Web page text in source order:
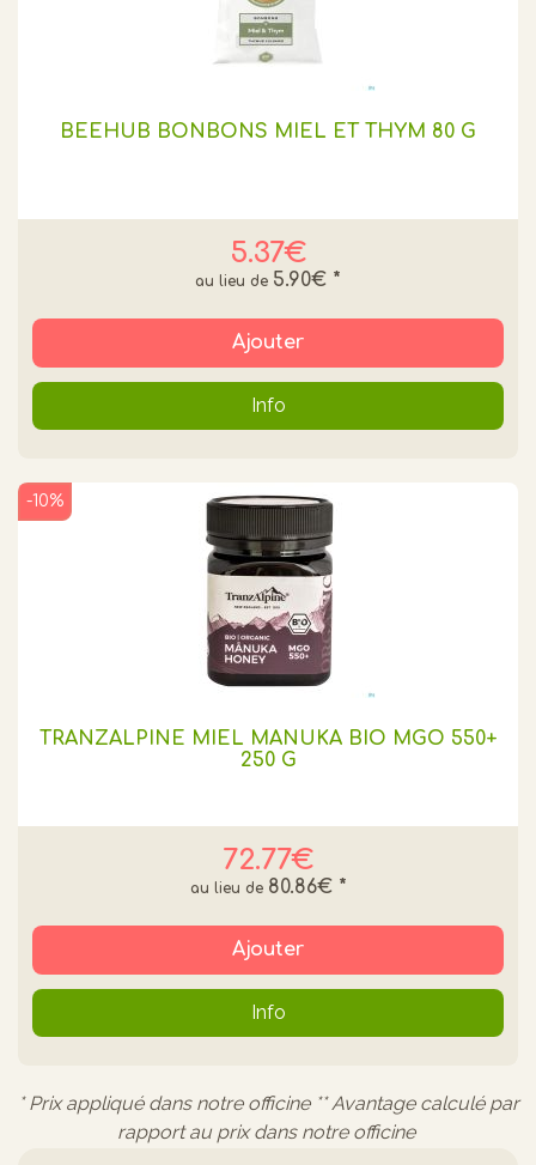
BEEHUB BONBONS MIEL ET THYM 80 G
5.37€
5.90€ *
Ajouter
Info
TRANZALPINE MIEL MANUKA BIO MGO 550+
250 G
72.77€
-10%
80.86€ *
Ajouter
Info
* Prix appliqué dans notre officine ** Avantage calculé par
rapport au prix dans notre officine